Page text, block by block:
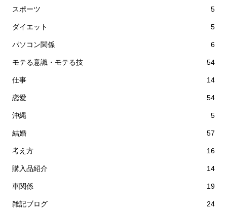
スポーツ 5
ダイエット 5
パソコン関係 6
モテる意識・モテる技 54
仕事 14
恋愛 54
沖縄 5
結婚 57
考え方 16
購入品紹介 14
車関係 19
雑記ブログ 24